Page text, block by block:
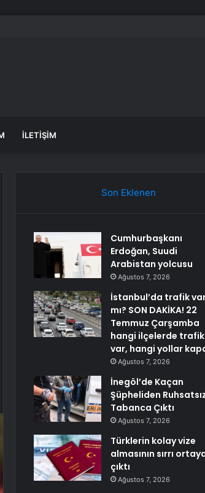
var, hangi yollar kapalı?
İLETIŞIM
Son Eklenen
Cumhurbaşkanı
Erdoğan, Suudi
Arabistan yolcusu
Ağustos 7, 2026
İstanbul’da trafik
mı? SON DAKİKA! 22
Temmuz Çarşamba
hangi ilçelerde trafik
var, hangi yollar
Ağustos 7, 2026
İnegöl’de Kaçan
Şüpheliden
Tabanca Çıktı
Ağustos 7, 2026
Türklerin kolay vize
almasının sırrı
çıktı
Ağustos 7, 2026